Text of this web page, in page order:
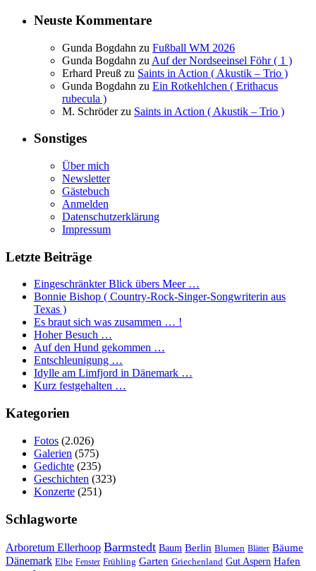
Neuste Kommentare
Gunda Bogdahn zu Fußball WM 2026
Gunda Bogdahn zu Auf der Nordseeinsel Föhr ( 1 )
Erhard Preuß zu Saints in Action ( Akustik – Trio )
Gunda Bogdahn zu Ein Rotkehlchen ( Erithacus
rubecula )
M. Schröderzu Saints in Action ( Akustik – Trio )
Sonstiges
Über mich
Newsletter
Gästebuch
Anmelden
Datenschutzerklärung
Impressum
Letzte Beiträge
Eingeschränkter Blick übers Meer …
Bonnie Bishop ( Country-Rock-Singer-Songwriterin aus
Texas )
Es braut sich was zusammen … !
Hoher Besuch …
Auf den Hund gekommen …
Entschleunigung …
Idylle am Limfjord in Dänemark …
Kurz festgehalten …
Kategorien
Fotos (2.026)
Galerien (575)
Gedichte (235)
Geschichten (323)
Konzerte (251)
Schlagworte
Arboretum Ellerhoop Barmstedt Baum Berlin Blumen Blätter Bäume
Dänemark Elbe Fenster Frühling Garten Griechenland Gut Aspern Hafen